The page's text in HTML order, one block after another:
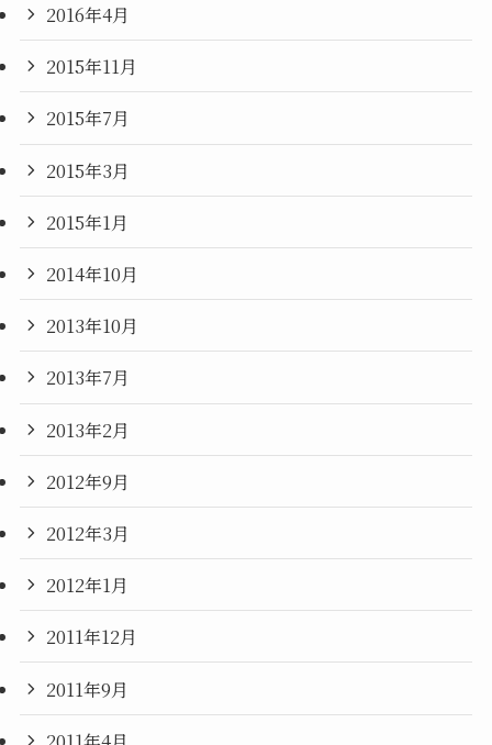
2016年4月
2015年11月
2015年7月
2015年3月
2015年1月
2014年10月
2013年10月
2013年7月
2013年2月
2012年9月
2012年3月
2012年1月
2011年12月
2011年9月